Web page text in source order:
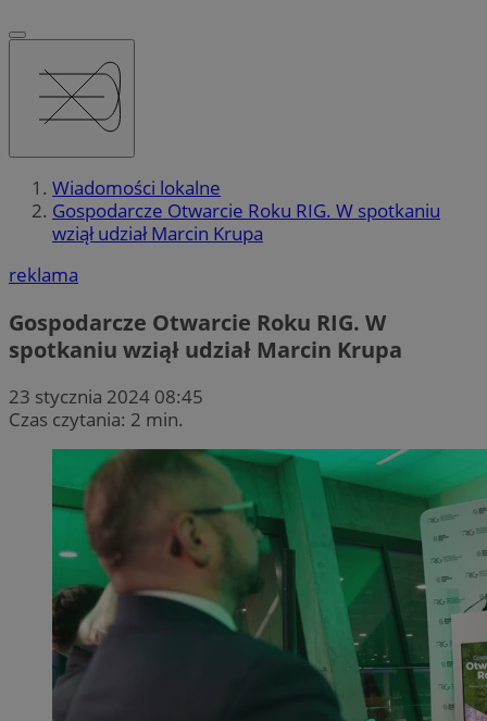
Wiadomości lokalne
Gospodarcze Otwarcie Roku RIG. W spotkaniu
wziął udział Marcin Krupa
reklama
Gospodarcze Otwarcie Roku RIG. W
spotkaniu wziął udział Marcin Krupa
23 stycznia 2024 08:45
Czas czytania: 2 min.